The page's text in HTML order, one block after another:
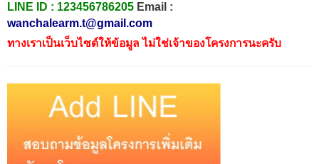
LINE ID : 123456786205 Email :
wanchalearm.t@gmail.com
ทางเราเป็นเว็บไซต์ให้ข้อมูล ไม่ใช่เจ้าของโครงการนะครับ